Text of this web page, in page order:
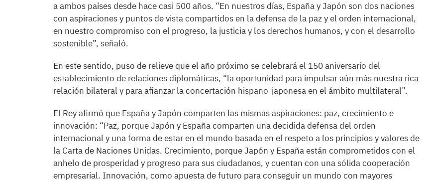
a ambos países desde hace casi 500 años. “En nuestros días, España y Japón son dos naciones
con aspiraciones y puntos de vista compartidos en la defensa de la paz y el orden internacional,
en nuestro compromiso con el progreso, la justicia y los derechos humanos, y con el desarrollo
sostenible”, señaló.
En este sentido, puso de relieve que el año próximo se celebrará el 150 aniversario del
establecimiento de relaciones diplomáticas, “la oportunidad para impulsar aún más nuestra rica
relación bilateral y para afianzar la concertación hispano-japonesa en el ámbito multilateral”.
El Rey afirmó que España y Japón comparten las mismas aspiraciones: paz, crecimiento e
innovación: “Paz, porque Japón y España comparten una decidida defensa del orden
internacional y una forma de estar en el mundo basada en el respeto a los principios y valores de
la Carta de Naciones Unidas. Crecimiento, porque Japón y España están comprometidos con el
anhelo de prosperidad y progreso para sus ciudadanos, y cuentan con una sólida cooperación
empresarial. Innovación, como apuesta de futuro para conseguir un mundo con mayores